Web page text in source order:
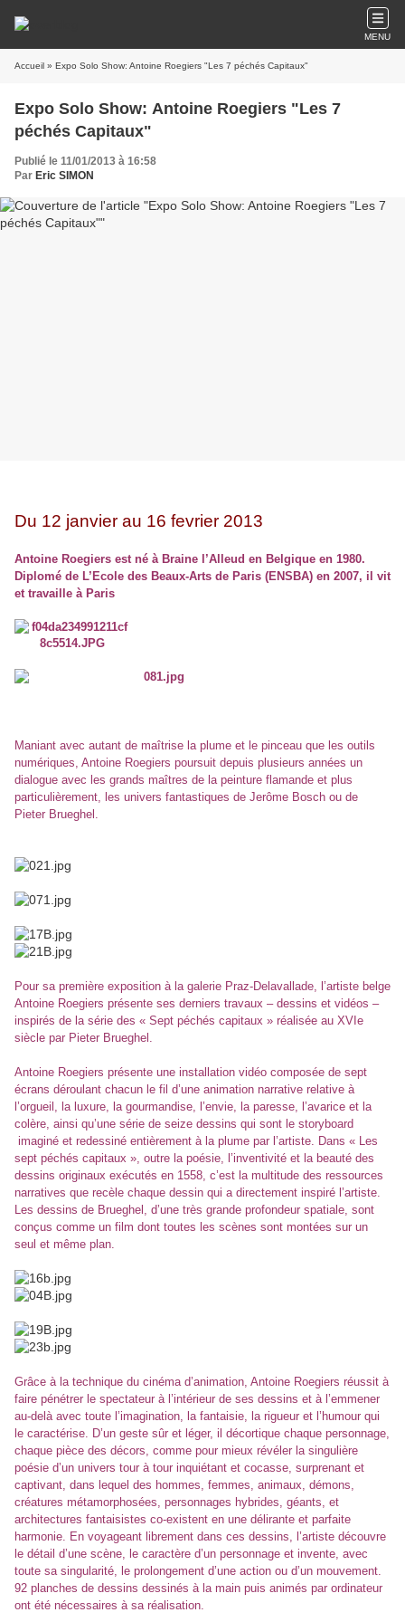
MENU
Accueil » Expo Solo Show: Antoine Roegiers "Les 7 péchés Capitaux"
Expo Solo Show: Antoine Roegiers "Les 7
péchés Capitaux"
Publié le 11/01/2013 à 16:58
Par Eric SIMON
Du 12 janvier au 16 fevrier 2013
Antoine Roegiers est né à Braine l’Alleud en Belgique en 1980.
Diplomé de L’Ecole des Beaux-Arts de Paris (ENSBA) en 2007, il vit
et travaille à Paris
Maniant avec autant de maîtrise la plume et le pinceau que les outils
numériques, Antoine Roegiers poursuit depuis plusieurs années un
dialogue avec les grands maîtres de la peinture flamande et plus
particulièrement, les univers fantastiques de Jerôme Bosch ou de
Pieter Brueghel.
Pour sa première exposition à la galerie Praz-Delavallade, l’artiste belge
Antoine Roegiers présente ses derniers travaux – dessins et vidéos –
inspirés de la série des « Sept péchés capitaux » réalisée au XVIe
siècle par Pieter Brueghel.
Antoine Roegiers présente une installation vidéo composée de sept
écrans déroulant chacun le fil d’une animation narrative relative à
l’orgueil, la luxure, la gourmandise, l’envie, la paresse, l’avarice et la
colère, ainsi qu’une série de seize dessins qui sont le storyboard
imaginé et redessiné entièrement à la plume par l’artiste. Dans « Les
sept péchés capitaux », outre la poésie, l’inventivité et la beauté des
dessins originaux exécutés en 1558, c’est la multitude des ressources
narratives que recèle chaque dessin qui a directement inspiré l’artiste.
Les dessins de Brueghel, d’une très grande profondeur spatiale, sont
conçus comme un film dont toutes les scènes sont montées sur un
seul et même plan.
Grâce à la technique du cinéma d’animation, Antoine Roegiers réussit à
faire pénétrer le spectateur à l’intérieur de ses dessins et à l’emmener
au-delà avec toute l’imagination, la fantaisie, la rigueur et l’humour qui
le caractérise. D’un geste sûr et léger, il décortique chaque personnage,
chaque pièce des décors, comme pour mieux révéler la singulière
poésie d’un univers tour à tour inquiétant et cocasse, surprenant et
captivant, dans lequel des hommes, femmes, animaux, démons,
créatures métamorphosées, personnages hybrides, géants, et
architectures fantaisistes co-existent en une délirante et parfaite
harmonie. En voyageant librement dans ces dessins, l’artiste découvre
le détail d’une scène, le caractère d’un personnage et invente, avec
toute sa singularité, le prolongement d’une action ou d’un mouvement.
92 planches de dessins dessinés à la main puis animés par ordinateur
ont été nécessaires à sa réalisation.